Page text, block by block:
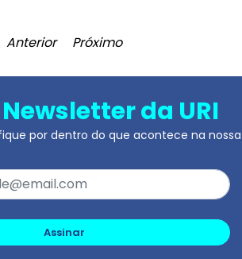
Anterior Próximo
da URI
por dentro do que acontece na nossa
Assinar